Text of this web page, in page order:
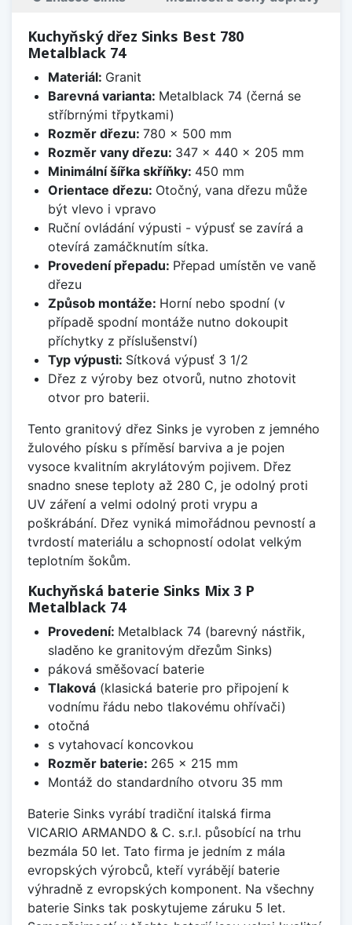
Kuchyňský dřez Sinks Best 780
Metalblack 74
Materiál: Granit
Barevná varianta: Metalblack 74 (černá se
stříbrnými třpytkami)
Rozměr dřezu: 780 x 500 mm
Rozměr vany dřezu: 347 x 440 x 205 mm
Minimální šířka skříňky: 450 mm
Orientace dřezu: Otočný, vana dřezu může
být vlevo i vpravo
Ruční ovládání výpusti - výpusť se zavírá a
otevírá zamáčknutím sítka.
Provedení přepadu: Přepad umístěn ve vaně
dřezu
Způsob montáže: Horní nebo spodní (v
případě spodní montáže nutno dokoupit
příchytky z příslušenství)
Typ výpusti: Sítková výpusť 3 1/2
Dřez z výroby bez otvorů, nutno zhotovit
otvor pro baterii.
Tento granitový dřez Sinks je vyroben z jemného
žulového písku s příměsí barviva a je pojen
vysoce kvalitním akrylátovým pojivem. Dřez
snadno snese teploty až 280 C, je odolný proti
UV záření a velmi odolný proti vrypu a
poškrábání. Dřez vyniká mimořádnou pevností a
tvrdostí materiálu a schopností odolat velkým
teplotním šokům.
Kuchyňská baterie Sinks Mix 3 P
Metalblack 74
Provedení: Metalblack 74 (barevný nástřik,
sladěno ke granitovým dřezům Sinks)
páková směšovací baterie
Tlaková(klasická baterie pro připojení k
vodnímu řádu nebo tlakovému ohřívači)
otočná
s vytahovací koncovkou
Rozměr baterie: 265 x 215 mm
Montáž do standardního otvoru 35 mm
Baterie Sinks vyrábí tradiční italská firma
VICARIO ARMANDO & C. s.r.l. působící na trhu
bezmála 50 let. Tato firma je jedním z mála
evropských výrobců, kteří vyrábějí baterie
výhradně z evropských komponent. Na všechny
baterie Sinks tak poskytujeme záruku 5 let.